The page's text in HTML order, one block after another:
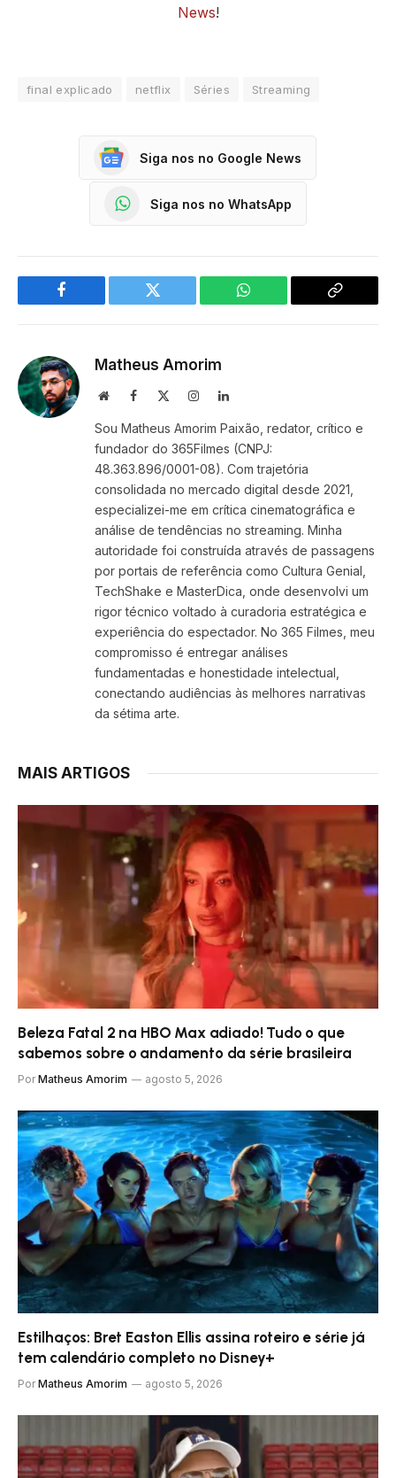
News!
final explicado netflix Séries Streaming
Siga nos no Google News
Siga nos no WhatsApp
Facebook Twitter WhatsApp
Copy
Matheus Amorim
WebsiteFacebook InstagramLinkedIn
Sou Matheus Amorim Paixão, redator, crítico e
fundador do 365Filmes (CNPJ:
48.363.896/0001-08). Com trajetória
consolidada no mercado digital desde 2021,
especializei-me em crítica cinematográfica e
análise de tendências no streaming. Minha
autoridade foi construída através de passagens
por portais de referência como Cultura Genial,
TechShake e MasterDica, onde desenvolvi um
rigor técnico voltado à curadoria estratégica e
experiência do espectador. No 365 Filmes, meu
compromisso é entregar análises
fundamentadas e honestidade intelectual,
conectando audiências às melhores narrativas
da sétima arte.
MAIS ARTIGOS
Beleza Fatal 2 na HBO Max adiado! Tudo o que
sabemos sobre o andamento da série brasileira
Por Matheus Amorim agosto 5, 2026
Estilhaços: Bret Easton Ellis assina roteiro e série já
tem calendário completo no Disney+
Por Matheus Amorim agosto 5, 2026